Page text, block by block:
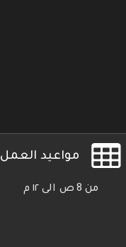
مواعيد العمل
من 8 ص الى ١٢ م